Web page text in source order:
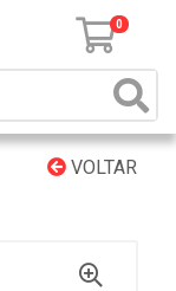
0
VOLTAR